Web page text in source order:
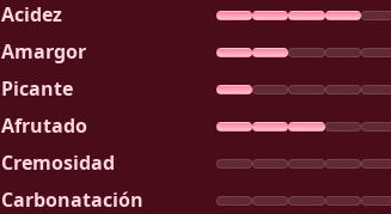
Acidez
Amargor
Picante
Afrutado
Cremosidad
Carbonatación